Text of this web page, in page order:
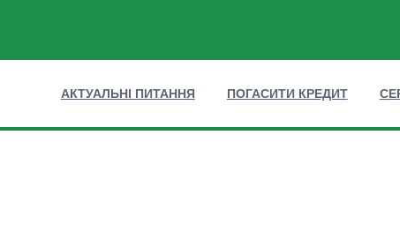
АКТУАЛЬНІ ПИТАННЯ ПОГАСИТИ КРЕДИТ